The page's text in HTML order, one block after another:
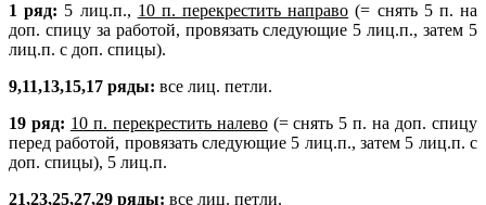
1 ряд: 5 лиц.п., 10 п. перекрестить направо (= снять 5 п. на
доп. спицу за работой, провязать следующие 5 лиц.п., затем 5
лиц.п. с доп. спицы).
9,11,13,15,17 ряды: все лиц. петли.
19 ряд: 10 п. перекрестить налево(= снять 5 п. на доп. спицу
перед работой, провязать следующие 5 лиц.п., затем 5 лиц.п. с
доп. спицы), 5 лиц.п.
21,23,25,27,29 ряды: все лиц. петли.